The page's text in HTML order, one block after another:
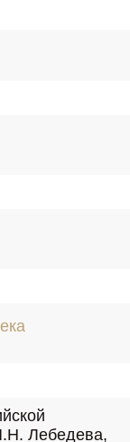
Лебедева,